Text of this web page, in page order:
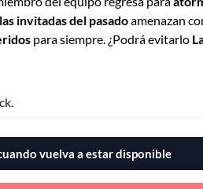
invitadas del pasadoamenazan
para siempre. ¿Podrá evitarlo
vuelva a estar disponible